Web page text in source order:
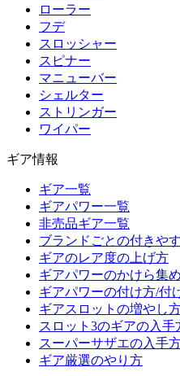
ローラー
フデ
スロッシャー
スピナー
マニューバー
シェルター
ストリンガー
ワイパー
ギア情報
ギア一覧
ギアパワー一覧
非売品ギア一覧
ブランドごとの付きや
ギアのレア度の上げ方
ギアパワーのかけら集め
ギアパワーの付け方/付
ギアスロットの増やし
スロット3のギアの入手
スーパーサザエの入手
ギア厳選のやり方